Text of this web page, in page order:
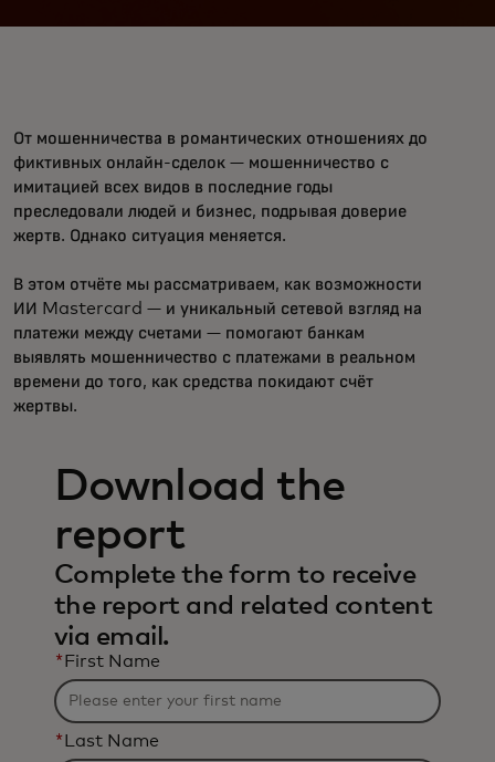
От мошенничества в романтических отношениях до
фиктивных онлайн-сделок — мошенничество с
имитацией всех видов в последние годы
преследовали людей и бизнес, подрывая доверие
жертв. Однако ситуация меняется.
В этом отчёте мы рассматриваем, как возможности
ИИ Mastercard — и уникальный сетевой взгляд на
платежи между счетами — помогают банкам
выявлять мошенничество с платежами в реальном
времени до того, как средства покидают счёт
жертвы.
Download the
report
Complete the form to receive
the report and related content
via email.
* First Name
* Last Name